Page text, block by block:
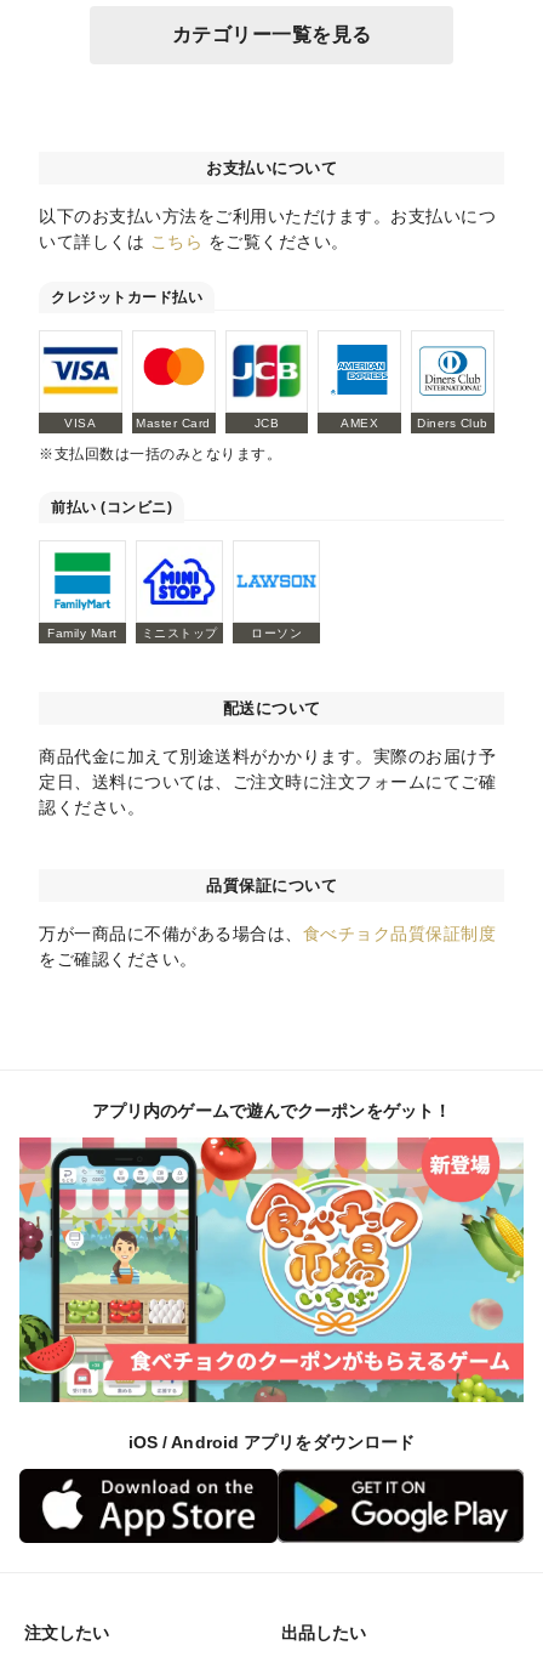
カテゴリー一覧を見る
お支払いについて
以下のお支払い方法をご利用いただけます。お支払いにつ
いて詳しくは こちら をご覧ください。
クレジットカード払い
VISA Master Card JCB AMEX Diners Club
※支払回数は一括のみとなります。
前払い (コンビニ)
Family Mart ミニストップ ローソン
配送について
商品代金に加えて別途送料がかかります。実際のお届け予
定日、送料については、ご注文時に注文フォームにてご確
認ください。
品質保証について
万が一商品に不備がある場合は、 食べチョク品質保証制度
をご確認ください。
アプリ内のゲームで遊んでクーポンをゲット！
iOS / Android アプリをダウンロード
注文したい 出品したい